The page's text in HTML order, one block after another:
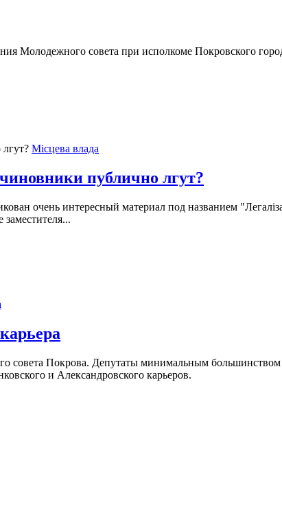
Молодежного совета при исполкоме Покровского
Місцева влада
публично лгут?
очень интересный материал под названием
совета Покрова. Депутаты минимальным
и Александровского карьеров.